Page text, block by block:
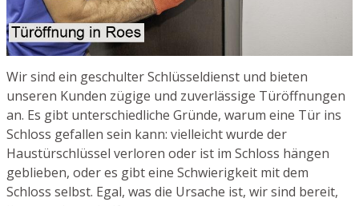
Wir sind ein geschulter Schlüsseldienst und bieten
unseren Kunden zügige und zuverlässige Türöffnungen
an. Es gibt unterschiedliche Gründe, warum eine Tür ins
Schloss gefallen sein kann: vielleicht wurde der
Haustürschlüssel verloren oder ist im Schloss hängen
geblieben, oder es gibt eine Schwierigkeit mit dem
Schloss selbst. Egal, was die Ursache ist, wir sind bereit,